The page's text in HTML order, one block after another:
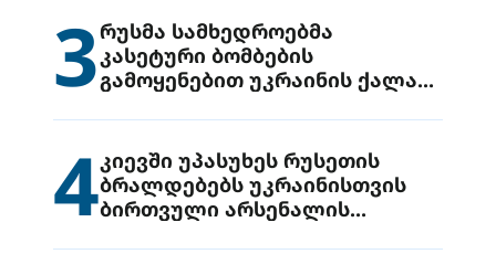
3რუსმა სამხედროებმა
კასეტური ბომბების
გამოყენებით უკრაინის ქალაქ
4კიევში უპასუხეს რუსეთის
ბრალდებებს უკრაინისთვის
ბირთვული არსენალის